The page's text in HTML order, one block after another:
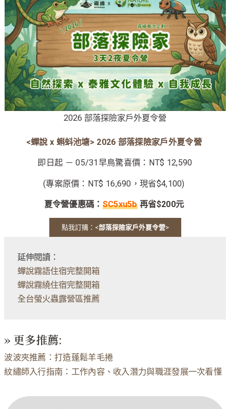
2026 部落探險家戶外夏令營
<蟬說 x 蝌蚪池塘> 2026 部落探險家戶外夏令營
即日起 － 05/31早鳥驚喜價：NT$ 12,590
(專案原價：NT$ 16,690，現省$4,100)
夏令營優惠碼： SC5xu5b再省$200元
點我訂購：<部落探險家戶外夏令營>
延伸閱讀：
蟬說霧語住宿完整開箱
蟬說霧繞住宿完整開箱
全台螢火蟲露營區推薦
» 更多推薦:
波波夾推薦：打造蓬鬆羊毛捲
紋繡師入行指南：工作內容、收入潛力與職涯發展一次看懂